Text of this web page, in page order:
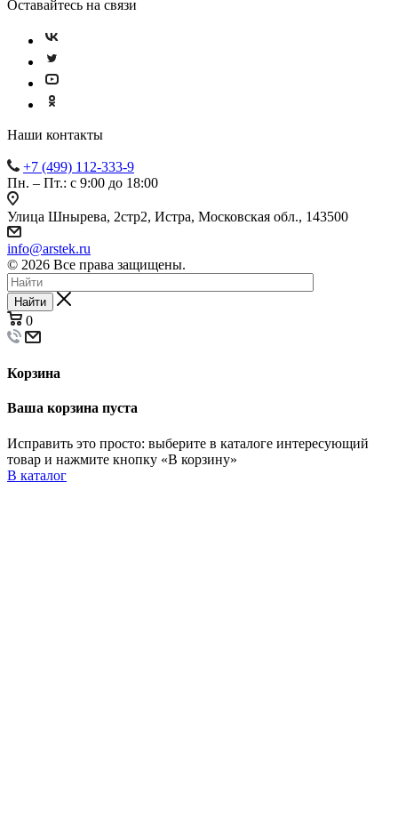
Оставайтесь на связи
Наши контакты
+7 (499) 112-333-9
Пн. – Пт.: с 9:00 до 18:00
Улица Шнырева, 2стр2, Истра, Московская обл., 143500
info@arstek.ru
© 2026 Все права защищены.
Найти
0
Корзина
Ваша корзина пуста
Исправить это просто: выберите в каталоге интересующий
товар и нажмите кнопку «В корзину»
В каталог